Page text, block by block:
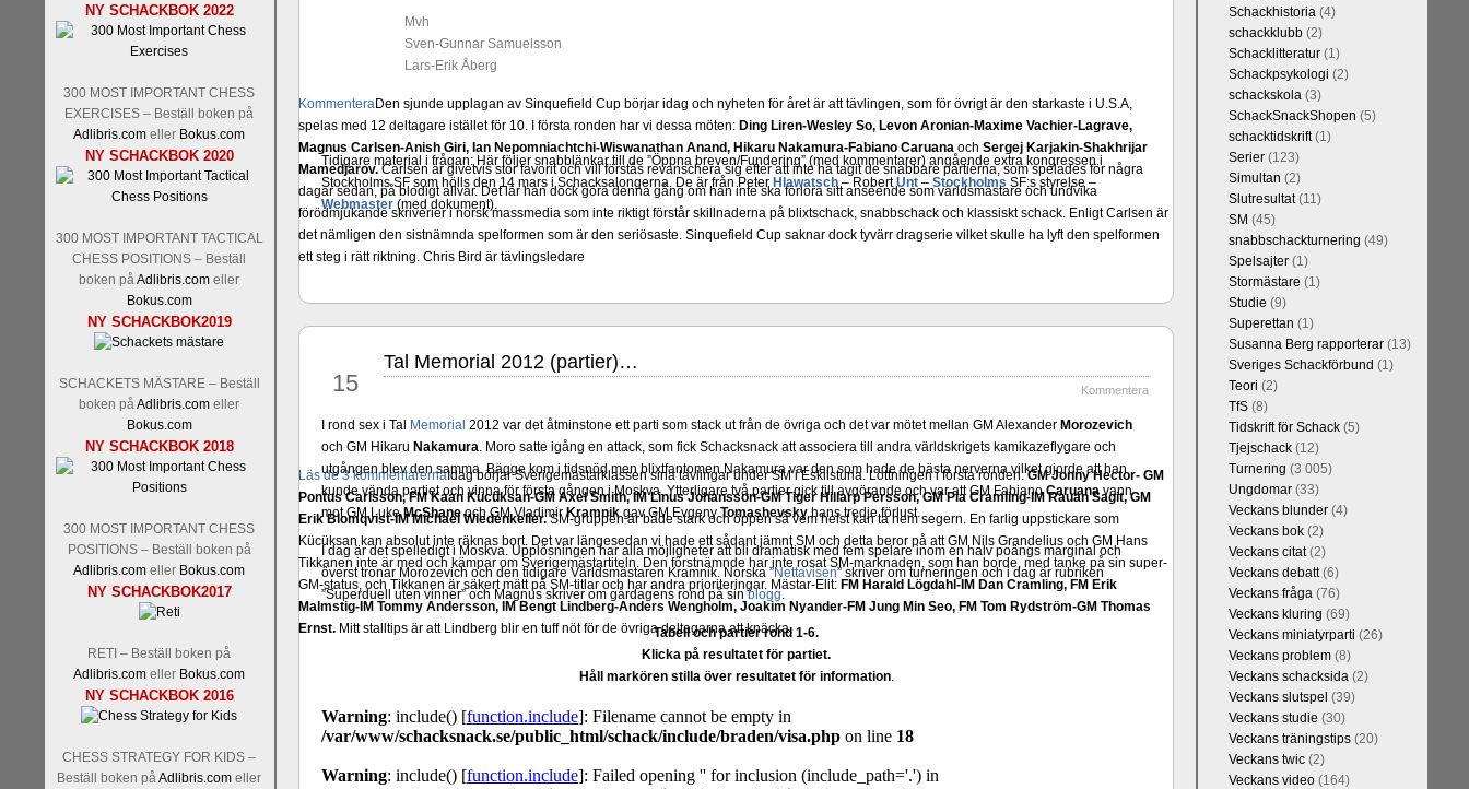
NY SCHACKBOK 2022
300 MOST IMPORTANT CHESS
EXERCISES – Beställ boken på
Adlibris.com eller Bokus.com
NY SCHACKBOK 2020
300 MOST IMPORTANT TACTICAL
CHESS POSITIONS – Beställ
boken påAdlibris.com eller
Bokus.com
NY SCHACKBOK2019
SCHACKETS MÄSTARE – Beställ
boken påAdlibris.com eller
Bokus.com
NY SCHACKBOK 2018
300 MOST IMPORTANT CHESS
POSITIONS – Beställ boken på
Adlibris.com eller Bokus.com
NY SCHACKBOK2017
RETI – Beställ boken på
Adlibris.com eller Bokus.com
NY SCHACKBOK 2016
CHESS STRATEGY FOR KIDS –
Beställ boken påAdlibris.com eller
KommenteraDen sjunde upplagan av Sinquefield Cup börjar idag och nyheten för året är att tävlingen, som för övrigt är den starkaste i U.S.A,
spelas med 12 deltagare istället för 10. I första ronden har vi dessa möten: Ding Liren-Wesley So, Levon Aronian-Maxime Vachier-Lagrave,
Magnus Carlsen-Anish Giri, Ian Nepomniachtchi-Wiswanathan Anand, Hikaru Nakamura-Fabiano Caruana och Sergej Karjakin-Shakhrijar
Mamedjarov.Carlsen är givetvis stor favorit och vill förstås revanschera sig efter att inte ha tagit de snabbare partierna, som spelades för några
dagar sedan, på blodigt allvar. Det lär han dock göra denna gång om han inte ska förlora sitt anséende som världsmästare och undvika
förödmjukande skriverier i norsk massmedia som inte riktigt förstår skillnaderna på blixtschack, snabbschack och klassiskt schack. Enligt Carlsen är
det nämligen den sistnämnda spelformen som är den seriösaste. Sinquefield Cup saknar dock tyvärr dragserie vilket skulle ha lyft den spelformen
ett steg i rätt riktning. Chris Bird är tävlingsledare
Läs de 3 kommentarernaIdag börjar Sverigemästarklassen sina tävlingar under SM i Eskilstuna. Lottningen i första ronden:GM Jonny Hector- GM
Pontus Carlsson, FM Kaan Kücüksan-GM Axel Smith, IM Linus Johansson-GM Tiger Hillarp Persson, GM Pia Cramling-IM Rauan Sagit, GM
Erik Blomqvist-IM Michael Wiedenkeller.SM-gruppen är både stark och öppen så vem helst kan ta hem segern. En farlig uppstickare som
Kücüksan kan absolut inte räknas bort. Det var längesedan vi hade ett sådant jämnt SM och detta beror på att GM Nils Grandelius och GM Hans
Tikkanen inte är med och kämpar om Sverigemästartiteln. Den förstnämnde har inte rosat SM-marknaden, som han borde, med tanke på sin super-
GM-status, och Tikkanen är säkert mätt på SM-titlar och har andra prioriteringar. Mästar-Elit: FM Harald Lögdahl-IM Dan Cramling, FM Erik
Malmstig-IM Tommy Andersson, IM Bengt Lindberg-Anders Wengholm, Joakim Nyander-FM Jung Min Seo, FM Tom Rydström-GM Thomas
Ernst.Mitt stalltips är att Lindberg blir en tuff nöt för de övriga deltagarna att knäcka.
Mvh
Sven-Gunnar Samuelsson
Lars-Erik Åberg
Tidigare material i frågan: Här följer snabblänkar till de ”Öppna breven/Fundering” (med kommentarer) angående extra kongressen i
Stockholms SF som hölls den 14 mars i Schacksalongerna. De är från Peter Hlawatsch– RobertUnt– Stockholms SF:s styrelse –
Webmaster(med dokument).
15
Tal Memorial 2012 (partier)…
Kommentera
I rond sex i Tal Memorial 2012 var det åtminstone ett parti som stack ut från de övriga och det var mötet mellan GM Alexander Morozevich
och GM Hikaru Nakamura. Moro satte igång en attack, som fick Schacksnack att associera till andra världskrigets kamikazeflygare och
utgången blev den samma. Bägge kom i tidsnöd men blixtfantomen Nakamura var den som hade de bästa nerverna vilket gjorde att han
kunde vända partiet och vinna för första gången i Moskva. Ytterligare två partier gick till avgörande och var att GM FabianoCaruanavann
mot GM Luke McShaneoch GM VladimirKramnikgav GM EvgenyTomashevskyhans tredje förlust.
I dag är det spelledigt i Moskva. Upplösningen har alla möjligheter att bli dramatisk med fem spelare inom en halv poängs marginal och
överst tronar Morozevich och den tidigare Världsmästaren Kramnik. Norska ”Nettavisen” skriver om turneringen och i dag är rubriken
”Superduell uten vinner” och Magnus skriver om gårdagens rond på sinblogg.
Tabell och partier rond 1-6.
Klicka på resultatet för partiet.
Håll markören stilla över resultatet för information.
Schackhistoria(4)
schackklubb(2)
Schacklitteratur(1)
Schackpsykologi (2)
schackskola(3)
SchackSnackShopen (5)
schacktidskrift(1)
Serier(123)
Simultan (2)
Slutresultat(11)
SM (45)
snabbschackturnering (49)
Spelsajter(1)
Stormästare (1)
Studie (9)
Superettan (1)
Susanna Berg rapporterar(13)
Sveriges Schackförbund (1)
Teori (2)
TfS(8)
Tidskrift för Schack(5)
Tjejschack(12)
Turnering (3 005)
Ungdomar(33)
Veckans blunder(4)
Veckans bok(2)
Veckans citat(2)
Veckans debatt(6)
Veckans fråga(76)
Veckans kluring (69)
Veckans miniatyrparti (26)
Veckans problem(8)
Veckans schacksida(2)
Veckans slutspel (39)
Veckans studie (30)
Veckans träningstips(20)
Veckans twic(2)
Veckans video(164)